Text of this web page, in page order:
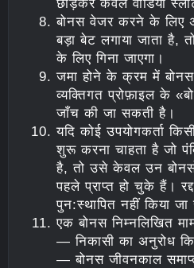
छोड़कर केवल वीडियो
बोनस वेजर करने के लिए
बड़ा बेट लगाया जाता है,
के लिए गिना जाएगा।
जमा होने के क्रम में बोनस
व्यक्तिगत प्रोफ़ाइल के
जाँच की जा सकती है।
यदि कोई उपयोगकर्ता
शुरू करना चाहता है जो
है, तो उसे केवल उन बोनसों
पहले प्राप्त हो चुके हैं।
पुन:स्थापित नहीं किया
एक बोनस निम्नलिखित
— निकासी का अनुरोध
— बोनस जीवनकाल